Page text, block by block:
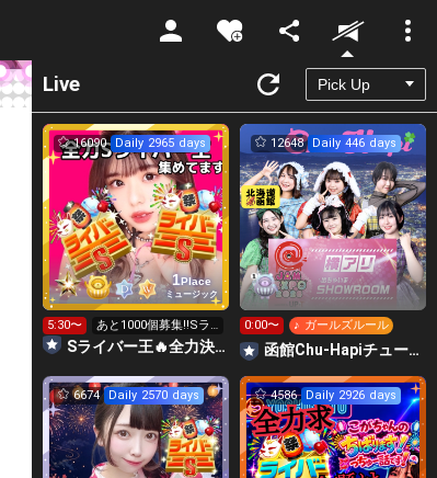
Unmute
Live
1Place
ミュージック
16090 Daily 2965 days
5:30〜
あと1000個募集‼️Sラ
イバー王👑投げれま
Sライバー王🔥全力決勝🗽🌈Annnnnaの空⛱
12648 Daily 446 days
0:00〜 ♪ ガールズルール
函館Chu-Hapiチューハピ🌈
6674 Daily 2570 days 4586 Daily 2926 days